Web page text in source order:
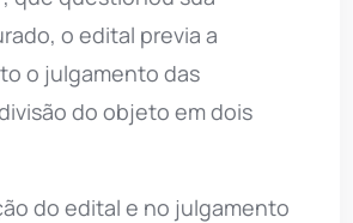
o edital previa a
o julgamento das
do objeto em dois
do edital e no julgamento